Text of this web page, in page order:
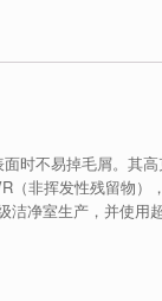
时不易掉毛屑。其
非挥发性残留物）
净室生产，并使用